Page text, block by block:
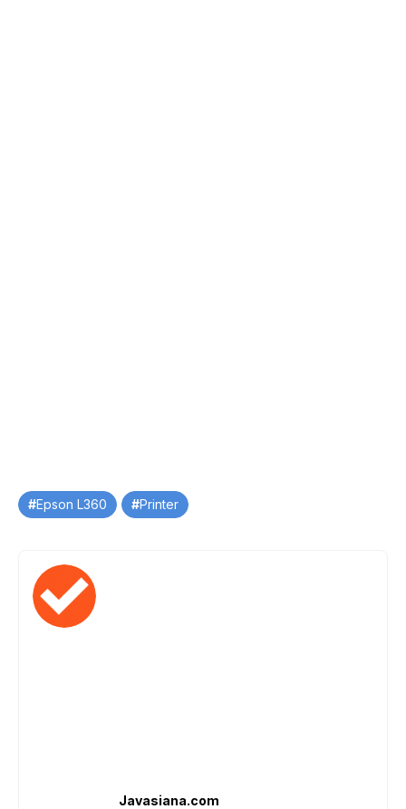
TagEpson L360 Printer
Javasiana.com